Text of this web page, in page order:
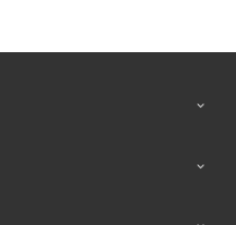

